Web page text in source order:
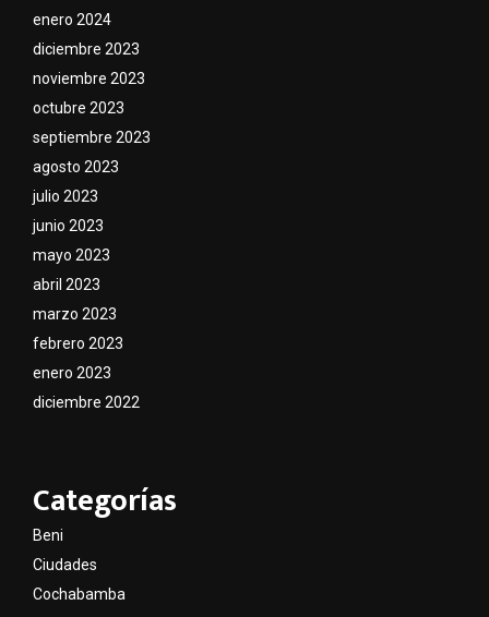
enero 2024
diciembre 2023
noviembre 2023
octubre 2023
septiembre 2023
agosto 2023
julio 2023
junio 2023
mayo 2023
abril 2023
marzo 2023
febrero 2023
enero 2023
diciembre 2022
Categorías
Beni
Ciudades
Cochabamba